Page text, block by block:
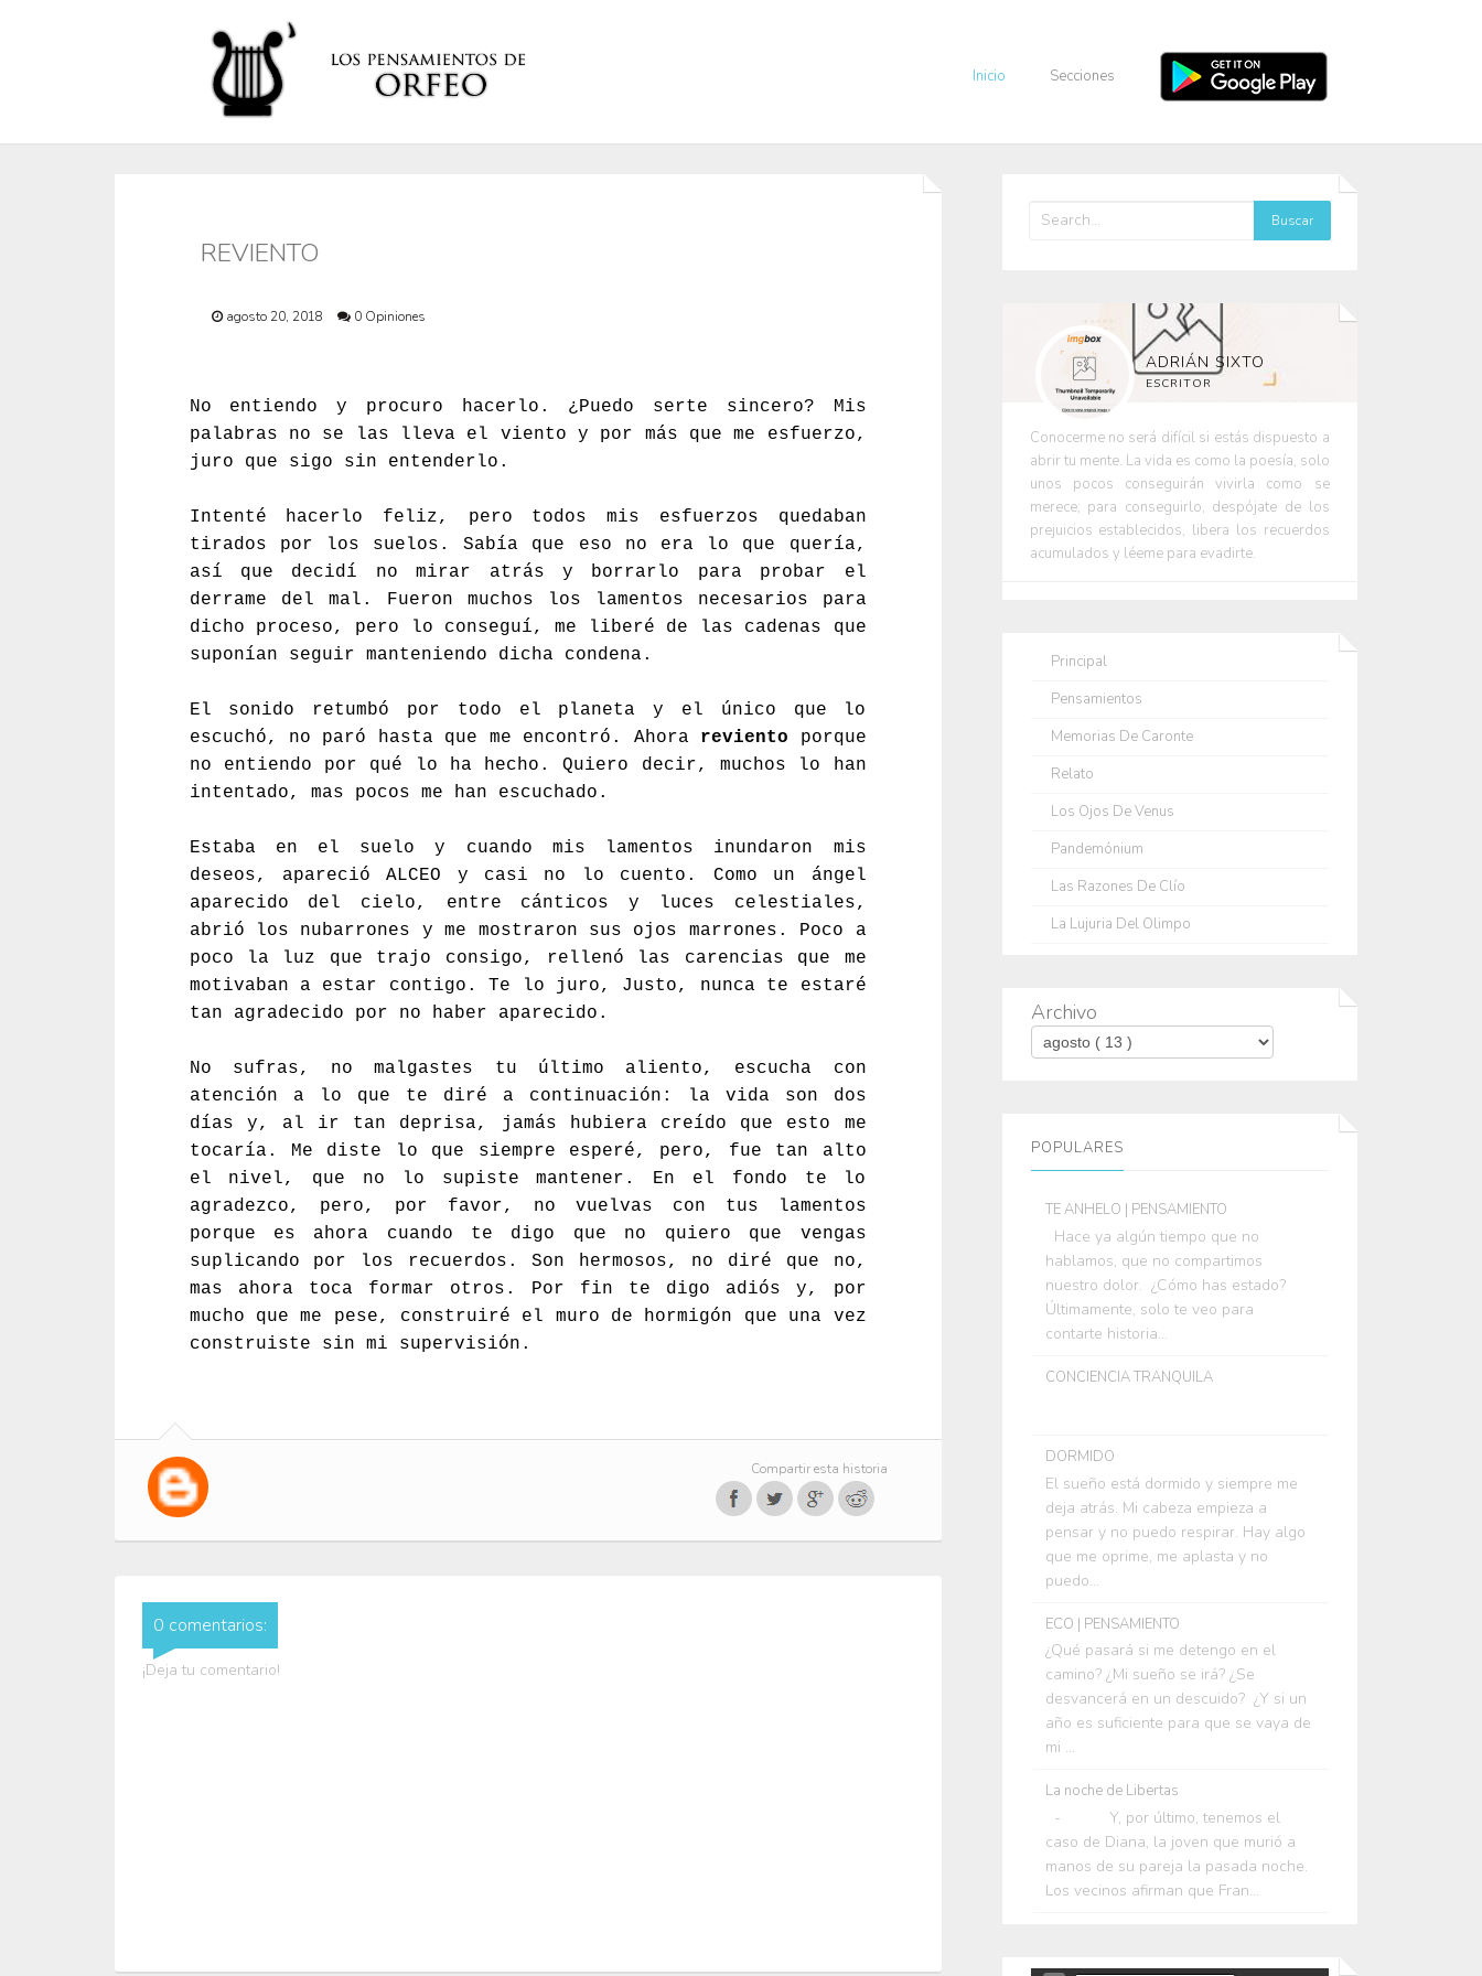
Inicio Secciones
REVIENTO
agosto 20, 2018 0 Opiniones
No entiendo y procuro hacerlo. ¿Puedo serte sincero? Mis
palabras no se las lleva el viento y por más que me esfuerzo,
juro que sigo sin entenderlo.
Intenté hacerlo feliz, pero todos mis esfuerzos quedaban
tirados por los suelos. Sabía que eso no era lo que quería,
así que decidí no mirar atrás y borrarlo para probar el
derrame del mal. Fueron muchos los lamentos necesarios para
dicho proceso, pero lo conseguí, me liberé de las cadenas que
suponían seguir manteniendo dicha condena.
El sonido retumbó por todo el planeta y el único que lo
escuchó, no paró hasta que me encontró. Ahora reviento porque
no entiendo por qué lo ha hecho. Quiero decir, muchos lo han
intentado, mas pocos me han escuchado.
Estaba en el suelo y cuando mis lamentos inundaron mis
deseos, apareció ALCEO y casi no lo cuento. Como un ángel
aparecido del cielo, entre cánticos y luces celestiales,
abrió los nubarrones y me mostraron sus ojos marrones. Poco a
poco la luz que trajo consigo, rellenó las carencias que me
motivaban a estar contigo. Te lo juro, Justo, nunca te estaré
tan agradecido por no haber aparecido.
No sufras, no malgastes tu último aliento, escucha con
atención a lo que te diré a continuación: la vida son dos
días y, al ir tan deprisa, jamás hubiera creído que esto me
tocaría. Me diste lo que siempre esperé, pero, fue tan alto
el nivel, que no lo supiste mantener. En el fondo te lo
agradezco, pero, por favor, no vuelvas con tus lamentos
porque es ahora cuando te digo que no quiero que vengas
suplicando por los recuerdos. Son hermosos, no diré que no,
mas ahora toca formar otros. Por fin te digo adiós y, por
mucho que me pese, construiré el muro de hormigón que una vez
construiste sin mi supervisión.
Compartir esta historia
0 comentarios:
¡Deja tu comentario!
ADRIÁN SIXTO
ESCRITOR
Conocerme no será difícil si estás dispuesto a
abrir tu mente. La vida es como la poesía, solo
unos pocos conseguirán vivirla como se
merece; para conseguirlo, despójate de los
prejuicios establecidos, libera los recuerdos
acumulados y léeme para evadirte.
Principal
Pensamientos
Memorias De Caronte
Relato
Los Ojos De Venus
Pandemónium
Las Razones De Clío
La Lujuria Del Olimpo
Archivo
POPULARES
TE ANHELO | PENSAMIENTO
Hace ya algún tiempo que no
hablamos, que no compartimos
nuestro dolor. ¿Cómo has estado?
Últimamente, solo te veo para
contarte historia...
CONCIENCIA TRANQUILA
DORMIDO
El sueño está dormido y siempre me
deja atrás. Mi cabeza empieza a
pensar y no puedo respirar. Hay algo
que me oprime, me aplasta y no
puedo...
ECO | PENSAMIENTO
¿Qué pasará si me detengo en el
camino? ¿Mi sueño se irá? ¿Se
desvancerá en un descuido? ¿Y si un
año es suficiente para que se vaya de
mi ...
La noche de Libertas
- Y, por último, tenemos el
caso de Diana, la joven que murió a
manos de su pareja la pasada noche.
Los vecinos afirman que Fran...